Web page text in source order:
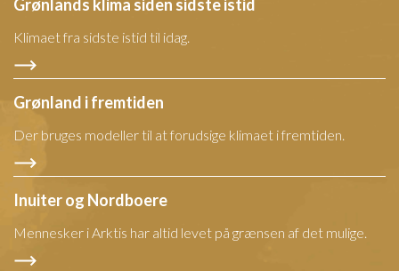
Grønlands klima siden sidste istid
Klimaet fra sidste istid til idag.
Grønland i fremtiden
Der bruges modeller til at forudsige klimaet i fremtiden.
Inuiter og Nordboere
Mennesker i Arktis har altid levet på grænsen af det mulige.